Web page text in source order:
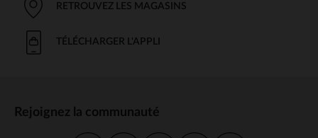
RETROUVEZ LES MAGASINS
TÉLÉCHARGER L'APPLI
Rejoignez la communauté